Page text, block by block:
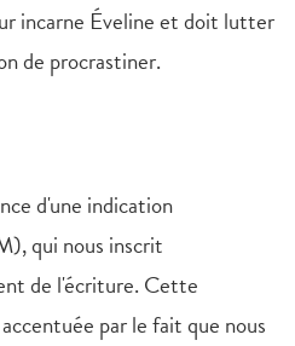
incarne Éveline et doit lutter
de procrastiner.
d'une indication
qui nous inscrit
de l'écriture. Cette
par le fait que nous